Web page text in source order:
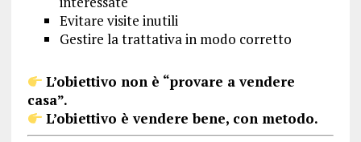
Evitare visite inutili
Gestire la trattativa in modo corretto
L’obiettivo non è “provare a vendere
casa”.
L’obiettivo è vendere bene, con metodo.